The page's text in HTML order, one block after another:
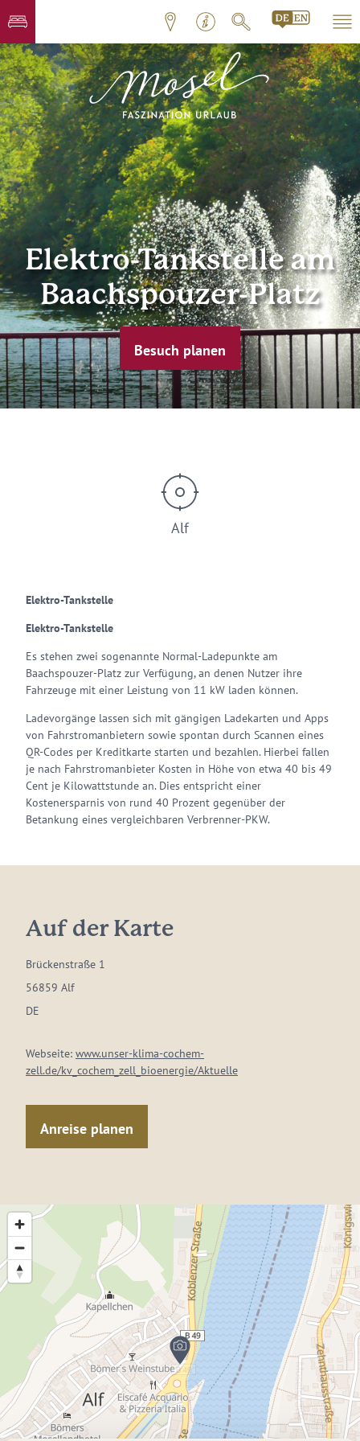
© ZLT
Elektro-Tankstelle am
Baachspouzer-Platz
Besuch planen
Alf
Elektro-Tankstelle
Elektro-Tankstelle
Es stehen zwei sogenannte Normal-Ladepunkte am
Baachspouzer-Platz zur Verfügung, an denen Nutzer ihre
Fahrzeuge mit einer Leistung von 11 kW laden können.
Ladevorgänge lassen sich mit gängigen Ladekarten und Apps
von Fahrstromanbietern sowie spontan durch Scannen eines
QR-Codes per Kreditkarte starten und bezahlen. Hierbei fallen
je nach Fahrstromanbieter Kosten in Höhe von etwa 40 bis 49
Cent je Kilowattstunde an. Dies entspricht einer
Kostenersparnis von rund 40 Prozent gegenüber der
Betankung eines vergleichbaren Verbrenner-PKW.
Auf der Karte
Brückenstraße 1
56859 Alf
DE
Webseite: www.unser-klima-cochem-
zell.de/kv_cochem_zell_bioenergie/Aktuelle
Anreise planen